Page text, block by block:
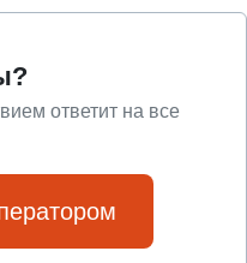
ответит на все